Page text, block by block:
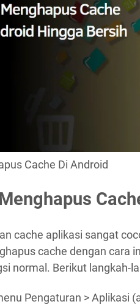
Cache Di Android
cache aplikasi sangat
cache dengan cara
normal. Berikut langkah-
Pengaturan > Aplikasi